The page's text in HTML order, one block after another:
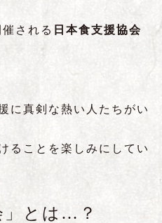
催される 日本食支援協会
に真剣な熱い人たちがい
ることを楽しみにしてい
」とは…？